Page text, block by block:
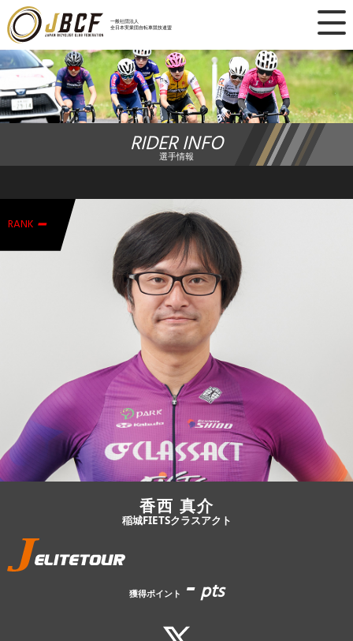
一般社団法人
全日本実業団自転車競技連盟
×
ニュース
レース日程
ランキング
チーム・選手
競技ガイド
加盟・登録
エントリー
JBCF ROAD SERIESとは
RIDER INFO
選手情報
RANK -
香西 真介
稲城FIETSクラスアクト
獲得ポイント -pts